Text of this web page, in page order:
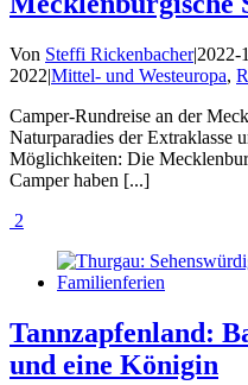
Von Steffi Rickenbacher|2022-
2022|Mittel- und Westeuropa,
Camper-Rundreise an der
Naturparadies der Extraklasse
Möglichkeiten: Die
Camper haben [...]
2
Tannzapfenland:
und eine Königin